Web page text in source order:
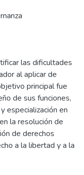
las dificultades
al aplicar de
principal fue
de sus funciones,
especialización en
la resolución de
de derechos
a la libertad y a la